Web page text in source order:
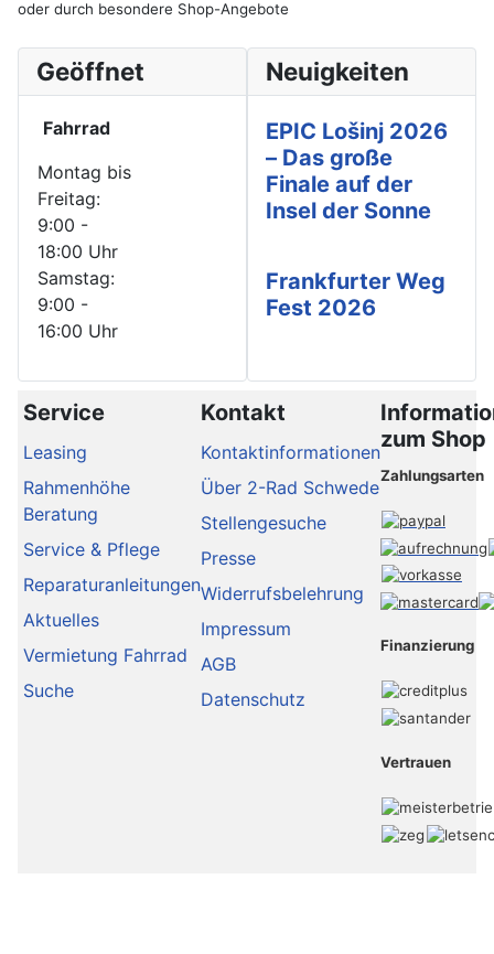
oder durch besondere Shop-Angebote
Geöffnet
Fahrrad
Montag bis
Freitag:
9:00 -
18:00 Uhr
Samstag:
9:00 -
16:00 Uhr
Neuigkeiten
EPIC Lošinj 2026
– Das große
Finale auf der
Insel der Sonne
Frankfurter Weg
Fest 2026
Service
Leasing
Rahmenhöhe
Beratung
Service & Pflege
Reparaturanleitungen
Aktuelles
Vermietung Fahrrad
Suche
Kontakt
Kontaktinformationen
Über 2-Rad Schwede
Stellengesuche
Presse
Widerrufsbelehrung
Impressum
AGB
Datenschutz
zum Shop
Zahlungsarten
Finanzierung
Vertrauen